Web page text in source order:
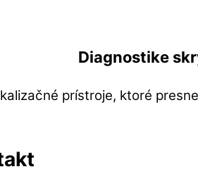
Diagnostike
prístroje, ktoré